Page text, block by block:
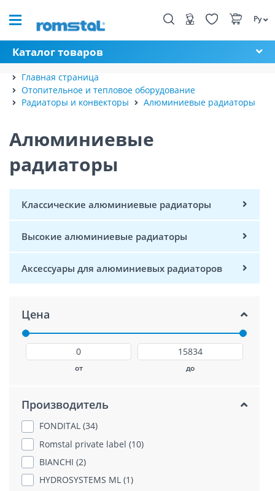
Ру
Каталог товаров
Главная страница
Отопительное и тепловое оборудование
Радиаторы и конвекторы
Алюминиевые радиаторы
Алюминиевые
радиаторы
Классические алюминиевые радиаторы
Высокие алюминиевые радиаторы
Аксессуары для алюминиевых радиаторов
Цена
от до
Производитель
FONDITAL (34)
Romstal private label (10)
BIANCHI (2)
HYDROSYSTEMS ML (1)